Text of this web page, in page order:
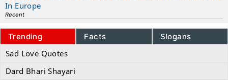
In Europe
Recent
Trending Facts Slogans
Sad Love Quotes
Dard Bhari Shayari